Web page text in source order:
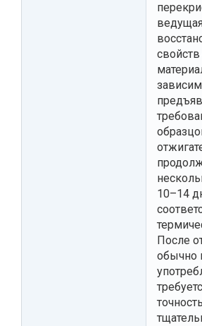
свойств
10–14
После
обычно